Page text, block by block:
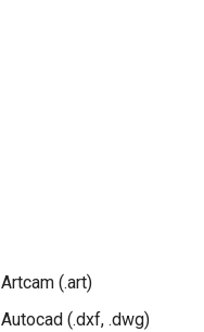
Artcam (.art)
Autocad (.dxf, .dwg)